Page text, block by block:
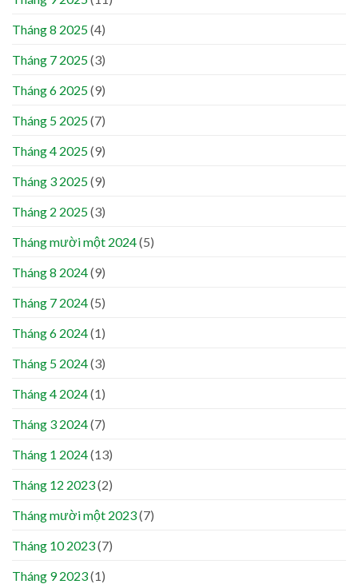
Tháng 8 2025(4)
Tháng 7 2025(3)
Tháng 6 2025(9)
Tháng 5 2025(7)
Tháng 4 2025(9)
Tháng 3 2025(9)
Tháng 2 2025(3)
Tháng mười một 2024(5)
Tháng 8 2024(9)
Tháng 7 2024(5)
Tháng 6 2024(1)
Tháng 5 2024(3)
Tháng 4 2024(1)
Tháng 3 2024(7)
Tháng 1 2024(13)
Tháng 12 2023(2)
Tháng mười một 2023(7)
Tháng 10 2023(7)
Tháng 9 2023(1)